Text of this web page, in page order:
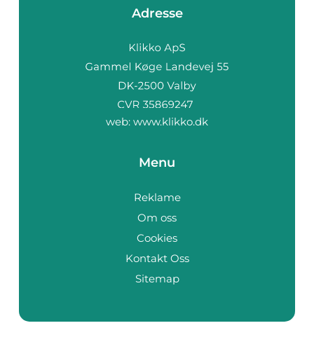
Adresse
web: www.klikko.dk
Menu
Reklame
Om oss
Cookies
Kontakt Oss
Sitemap